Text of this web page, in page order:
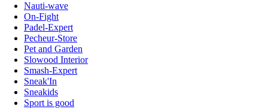
Nauti-wave
On-Fight
Padel-Expert
Pecheur-Store
Pet and Garden
Slowood Interior
Smash-Expert
Sneak'In
Sneakids
Sport is good